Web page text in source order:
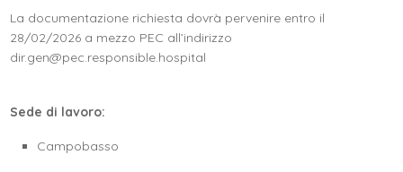
La documentazione richiesta dovrà pervenire entro il
28/02/2026 a mezzo PEC all’indirizzo
dir.gen@pec.responsible.hospital
Sede di lavoro:
Campobasso